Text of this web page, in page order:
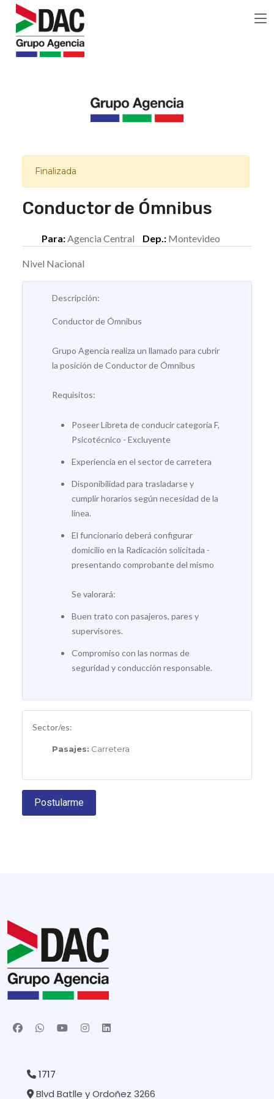
Finalizada
Conductor de Ómnibus
Para: Agencia Central Dep.: Montevideo
Nivel Nacional
Descripción:
Conductor de Ómnibus
Grupo Agencia realiza un llamado para cubrir
la posición de Conductor de Ómnibus
Requisitos:
PoseerLibreta de conducir categoría F,
Psicotécnico - Excluyente
Experiencia en el sector de carretera
Disponibilidad para trasladarse y
cumplir horarios según necesidad de la
línea.
El funcionario deberá configurar
domicilio en la Radicación solicitada -
presentando comprobante del mismo
Se valorará:
Buen trato con pasajeros, pares y
supervisores.
Compromiso con las normas de
seguridad y conducción responsable.
Sector/es:
Pasajes: Carretera
Postularme
1717
Blvd Batlle y Ordoñez 3266